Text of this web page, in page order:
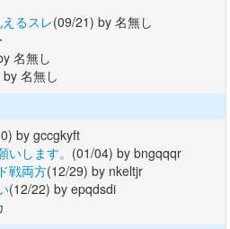
るスレ(09/21) by 名無し
名無し
名無し
by gccgkyft
します。 (01/04) by bngqqqr
戦両方(12/29) by nkeltjr
(12/22) by epqdsdi